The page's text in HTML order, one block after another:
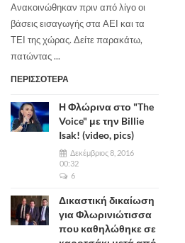
Ανακοινώθηκαν πριν από λίγο οι
βάσεις εισαγωγής στα ΑΕΙ και τα
ΤΕΙ της χώρας. Δείτε παρακάτω,
πατώντας ...
ΠΕΡΙΣΣΟΤΕΡΑ
Η Φλώρινα στο "The
Voice" με την Billie
Isak! (video, pics)
Δεκέμβριος 8, 2016
00:32
6
Δικαστική δικαίωση
για Φλωρινιώτισσα
που καθηλώθηκε σε